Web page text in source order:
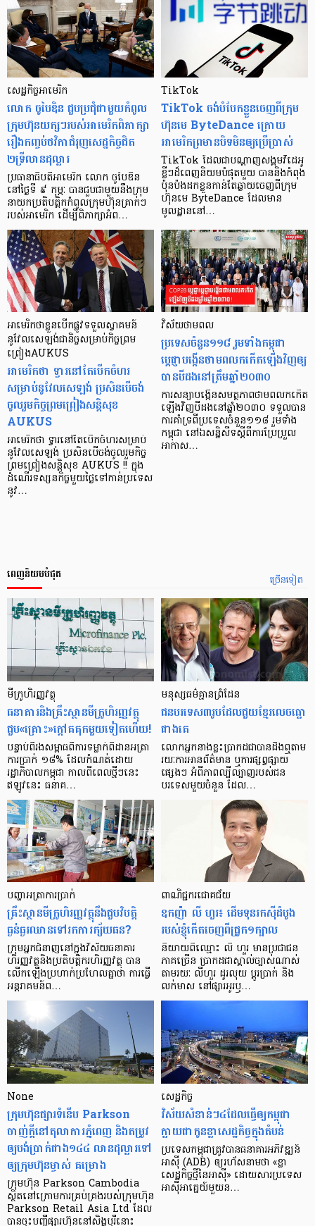
សេដ្ឋកិច្ចអាមេរិក
លោក ចូបៃឌិន ជួបប្រជុំជាមួយកំពូល
ក្រុមហ៊ុនយក្សៗរបស់អាមេរិកពិភាក្សា
រឿងកញ្ចប់ថវិកាជំរុញសេដ្ឋកិច្ចជិត
២ទ្រីលានដុល្លារ
ប្រធានាធិបតីអាមេរិក លោក ចូបៃឌិន
នៅថ្ងៃទី ៩ កុម្ភៈ បានជួបជាមួយនឹងក្រុម
នាយកប្រតិបត្តិកកំពូលក្រុមហ៊ុនគ្រាក់ៗ
របស់អាមេរិក ដើម្បីពិភាក្សាអំព…
TikTok
TikTok ចង់បំបែកខ្លួនចេញពីក្រុម
ហ៊ុនមេ ByteDance ក្រោយ
អាមេរិកព្រមានបិទមិនឲ្យប្រើប្រាស់
TikTok ដែលជាបណ្តាញសង្គមវីដេអូ
ខ្លីៗដ៏ពេញនិយមបំផុតមួយ បាននិងកំពុង
ប៉ុនប៉ងដកខ្លួនកាន់តែឆ្ងាយចេញពីក្រុម
ហ៊ុនមេ ByteDance ដែលមាន
មូលដ្ឋាននៅ…
អាមេរិកថាខ្លួនបើកផ្លូវទទួលស្វាគមន៍
នូវែលសេឡង់ជានិច្ចសមា្រប់កិច្ចព្រម
ព្រៀងAUKUS
អាមេរិកថា ទ្វារនៅតែបើកចំហរ
សម្រាប់នូវែលសេឡង់ ប្រសិនបើចង់
ចូលរួមកិច្ចព្រមព្រៀងសន្តិសុខ
AUKUS
អាមេរិកថា ទ្វារនៅតែបើកចំហរសម្រាប់
នូវែលសេឡង់ ប្រសិនបើចង់ចូលរួមកិច្ច
ព្រមព្រៀងសន្តិសុខ AUKUS !! ក្នុង
ដំណើរទស្សនកិច្ចមួយថ្ងៃទៅកាន់ប្រទេស
នូវ…
វិស័យថាមពល
ប្រទេសចំនួន១១៨ រួមទាំងកម្ពុជា
ប្តេជ្ញាបង្កើនថាមពលកកើតឡើងវិញឲ្យ
បានបីដងនៅត្រឹមឆ្នាំ២០៣០
ការសន្យាបង្កើនសមត្ថភាពថាមពលកកើត
ឡើងវិញបីដងនៅឆ្នាំ២០៣០ ទទួលបាន
ការគាំទ្រពីប្រទេសចំនួន១១៨ រួមទាំង
កម្ពុជា នៅឯសន្និសីទស្តីពីការប្រែប្រួល
អាកាស…
ច្រើនទៀត
ពេញនិយមបំផុត
មីក្រូ​ហិរញ្ញវត្ថុ
ធនាគារ​និង​គ្រឹះស្ថាន​មីក្រូ​ហិរញ្ញវត្ថុ​
ជួប«គ្រោះ»ក្តៅ​គគុក​មួយ​ទៀត​ហើយ!
បន្ទាប់​ពី​រង​សម្ពាធ​​ពី​ការ​ទម្លាក់​ពិដាន​អត្រា​
ការ​ប្រាក់ ១៨​% ដែល​កំណត់​ដោយ​
រដ្ឋាភិបាល​កម្ពុជា កាល​ពី​ពេល​ថ្មីៗ​នេះ
ឥឡូវ​នេះ ធនាគ…
មនុស្ស​ធម៌​គ្មាន​ព្រំដែន
ជន​បរទេស​៣​រូប​ដែល​ជួយ​ខ្មែរ​លេច​ធ្លោ​
ជាង​គេ
លោកអ្នក​នាង​ខ្លះ​ប្រាកដ​ជា​បាន​​ដឹង​ឮ​តាម​
រយៈ​ការ​អាន​ព័ត៌មាន ឬ​ការ​ផ្សព្វផ្សាយ​
ផ្សេងៗ អំពី​ភាព​ល្បីល្បាញ​របស់​ជន​
បរទេស​មួយ​ចំនួន ដែល…
បញ្ហា​អត្រា​ការប្រាក់
គ្រឹះស្ថាន​មីក្រូ​ហិរញ្ញវត្ថុ​នឹង​ជួប​វិបត្តិ​
ធ្ងន់ធ្ងរ​ឈាន​ទៅ​រក​ការ​ក្ស័យធន?
ក្រុម​អ្នក​ជំនាញ​នៅ​ក្នុង​វិស័យ​ធនាគារ
ហិរញ្ញវត្ថុ​និង​ប្រតិបត្តិករ​ហិរញ្ញ​វត្ថុ បាន​​
លើក​ឡើង​ប្រហាក់​ប្រហែល​គ្នា​ថា ការ​ធ្វើ​
អន្តរាគមន៍​ព…
ពាណិជ្ជករជោគជ័យ
ឧកញ៉ា លី ហួរ៖ ដើមទុនរកស៊ីដំបូង
របស់ខ្ញុំកើតចេញពីជ្រូក១ក្បាល
និយាយ​ពី​ឈ្មោះ លី ហួរ មាន​ប្រជាជន​
ភាគ​ច្រើន ប្រាកដ​ជា​ស្គាល់​ច្បាស់​ណាស់
តាមរយៈ លីហួរ ដូរ​លុយ ប្តូរ​បា្រក់ និង​
លក់​មាស នៅ​ផ្សារ​អូរ​ឫ…
None
ក្រុមហ៊ុនផ្សារទំនើប Parkson
ចាញ់ក្ដីនៅតុលាការភ្នំពេញ និងតម្រូវ
ឲ្យបង់ប្រាក់ជាង១៤៤ លានដុល្លារទៅ
ឲ្យក្រុមហ៊ុនម្ចាស់ គម្រោង
ក្រុមហ៊ុន Parkson Cambodia
ស្ថិតនៅក្រោមការគ្រប់គ្រងរបស់ក្រុមហ៊ុន
Parkson Retail Asia Ltd ដែល
បានចុះបញ្ចីផ្សារហ៊ុននៅសិង្ហបុរីនោះ
សេដ្ឋកិច្ច​
វិស័យ​សំខាន់ៗ​៤​ដែល​ធ្វើ​ឲ្យ​កម្ពុជា​
ក្លាយ​ជា​កូន​ខ្លា​សេដ្ឋកិច្ច​ក្នុង​តំបន់
ប្រទេស​កម្ពុជា​ត្រូវ​បាន​ធនាគារ​អភិវឌ្ឍន៍​
អាស៊ី (ADB) ឲ្យ​រហ័ស​នាមថា «ខ្លា​
សេដ្ឋកិច្ច​ថ្មី​នៃ​អាស៊ី» ដោយសារ​ប្រទេស​
អាស៊ី​អាគ្នេយ៍​មួយ​ន…